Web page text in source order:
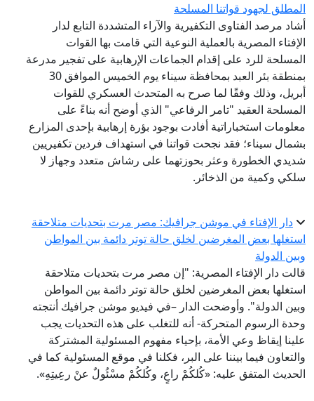
المطلق لجهود قواتنا المسلحة
أشاد مرصد الفتاوى التكفيرية والآراء المتشددة التابع لدار
الإفتاء المصرية بالعملية النوعية التي قامت بها القوات
المسلحة للرد على إقدام الجماعات الإرهابية على تفجير مدرعة
بمنطقة بئر العبد بمحافظة سيناء يوم الخميس الموافق 30
أبريل، وذلك وفقًا لما صرح به المتحدث العسكري للقوات
المسلحة العقيد "تامر الرفاعي" الذي أوضح أنه بناءً على
معلومات استخباراتية أفادت بوجود بؤرة إرهابية بإحدى المزارع
بشمال سيناء؛ فقد نجحت قواتنا في استهداف فردين تكفيريين
شديدي الخطورة وعثر بحوزتهما على رشاش متعدد وجهاز لا
سلكي وكمية من الذخائر.
دار الإفتاء في موشن جرافيك: مصر مرت بتحديات متلاحقة
استغلها بعض المغرضين لخلق حالة توتر دائمة بين المواطن
وبين الدولة
قالت دار الإفتاء المصرية: "إن مصر مرت بتحديات متلاحقة
استغلها بعض المغرضين لخلق حالة توتر دائمة بين المواطن
وبين الدولة". وأوضحت الدار –في فيديو موشن جرافيك أنتجته
وحدة الرسوم المتحركة- أنه للتغلب على هذه التحديات يجب
علينا إيقاظ وعي الأمة، بإحياء مفهوم المسئولية المشتركة
والتعاون فيما بيننا على البر، فكلنا في موقع المسئولية كما في
الحديث المتفق عليه: «كُلكُمْ راعٍ، وكُلكُمْ مسْئُولٌ عنْ رعِيتِهِ».